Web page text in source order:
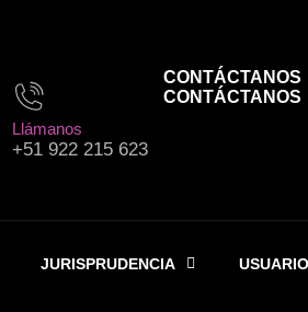
Llámanos
+51 922 215 623
CONTÁCTANOS
CONTÁCTANOS
JURISPRUDENCIA USUARIO